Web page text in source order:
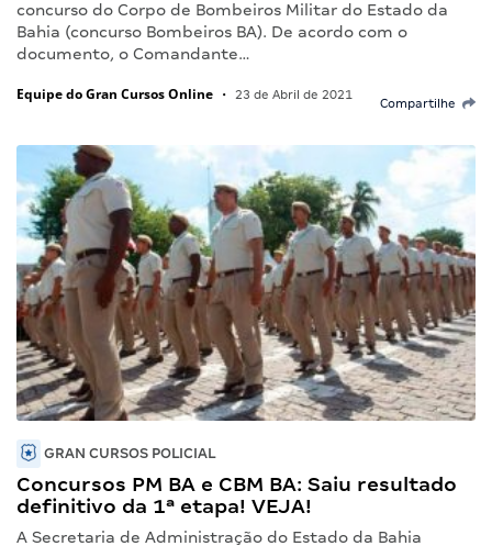
concurso do Corpo de Bombeiros Militar do Estado da
Bahia (concurso Bombeiros BA). De acordo com o
documento, o Comandante…
Equipe do Gran Cursos Online • 23 de Abril de 2021
Compartilhe
GRAN CURSOS POLICIAL
Concursos PM BA e CBM BA: Saiu resultado
definitivo da 1ª etapa! VEJA!
A Secretaria de Administração do Estado da Bahia